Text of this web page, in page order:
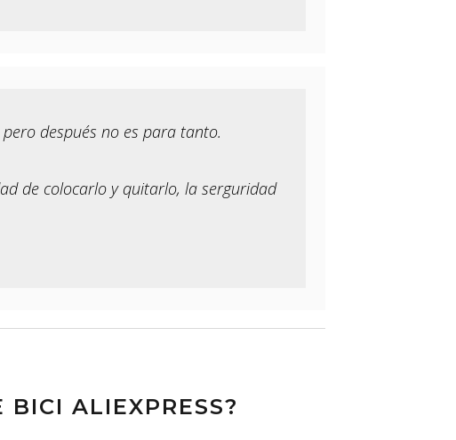
después no es para tanto.
de colocarlo y quitarlo, la serguridad
BICI ALIEXPRESS?